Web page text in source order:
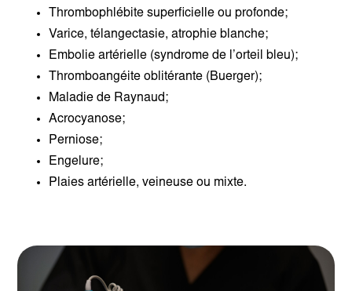
Thrombophlébite superficielle ou profonde;
Varice, télangectasie, atrophie blanche;
Embolie artérielle (syndrome de l’orteil bleu);
Thromboangéite oblitérante (Buerger);
Maladie de Raynaud;
Acrocyanose;
Perniose;
Engelure;
Plaies artérielle, veineuse ou mixte.